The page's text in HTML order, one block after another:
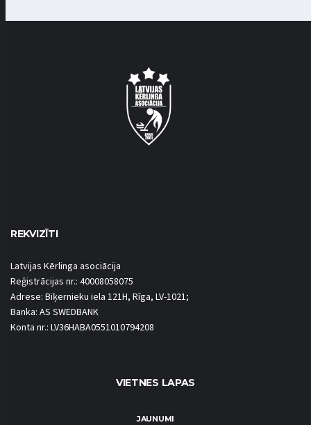
REKVIZĪTI
Latvijas Kērlinga asociācija
Reģistrācijas nr.: 40008058075
Adrese: Biķernieku iela 121H, Rīga, LV-1021;
Banka: AS SWEDBANK
Konta nr.: LV36HABA0551010794208
VIETNES LAPAS
JAUNUMI